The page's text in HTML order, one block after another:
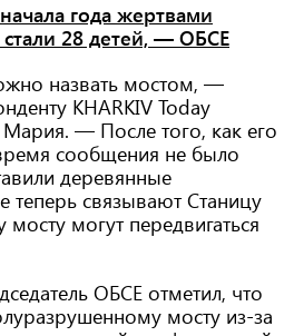
года жертвами
28 детей, — ОБСЕ
назвать мостом, —
KHARKIV Today
— После того, как его
сообщения не было
деревянные
теперь связывают Станицу
могут передвигаться
ОБСЕ отметил, что
мосту из-за